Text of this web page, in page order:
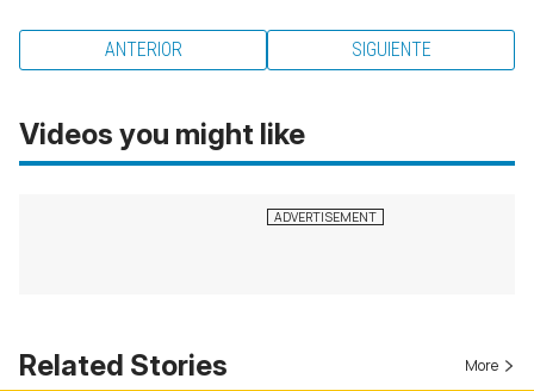
ANTERIOR SIGUIENTE
Videos you might like
Related Stories More